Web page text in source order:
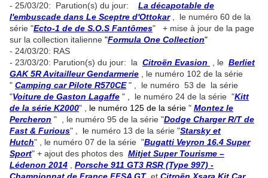
- 25/03/20: Parution(s) du jour: La décapotable de
l'embuscade dans Le Sceptre d'Ottokar, le numéro 60 de la
série "Ecto-1 de de S.O.S Fantômes" + mise à jour de la page
sur la collection italienne "Formula One Collection"
- 24/03/20: RAS
- 23/03/20: Parution(s) du jour: la Citroën Evasion , le Berliet
GAK 5R Avitailleur Gendarmerie , le numéro 102 de la série
" Camping car Pilote R570CE" , le numéro 53 de la série
"Voiture de Gaston Lagaffe " le numéro 24 de la série "Kitt
de la série K2000" , le numéro 125 de la série " Montez le
Percheron " , le numéro 95 de la série "Dodge Charger R/T de
Fast & Furious" , le numéro 13 de la série "Starsky et
Hutch" , le numéro 07 de la série "Bugatti Veyron 16.4 Super
Sport" + ajout des photos des Mitjet Super Tourisme –
Lédenon 2014
Porsche 911 GT3 RSR (Type 997) -